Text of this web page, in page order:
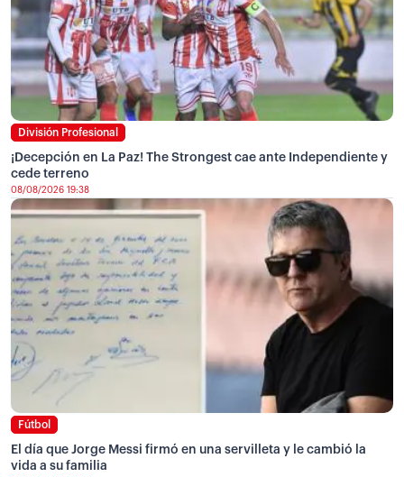
División Profesional
¡Decepción en La Paz! The Strongest cae ante Independiente y
cede terreno
08/08/2026 19:38
Fútbol
El día que Jorge Messi firmó en una servilleta y le cambió la
vida a su familia